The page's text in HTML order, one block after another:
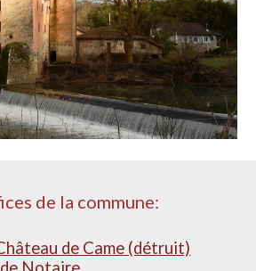
de la commune:
de Came (détruit)